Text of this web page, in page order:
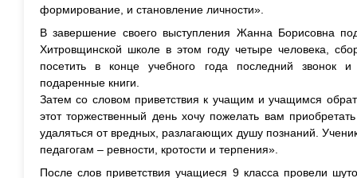
формирование, и становление личности».
В завершение своего выступления Жанна Борисовна
Хитровщинской школе в этом году четыре человека,
посетить в конце учебного года последний звонок
подаренные книги.
Затем со словом приветствия к учащим и учащимся
этот торжественный день хочу пожелать вам
удаляться от вредных, разлагающих душу познаний.
педагогам – ревности, кротости и терпения».
После слов приветствия учащиеся 9 класса провели